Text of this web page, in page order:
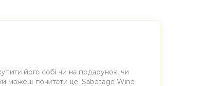
його собі чи на подарунок, чи
можеш почитати це: Sabotage Wine